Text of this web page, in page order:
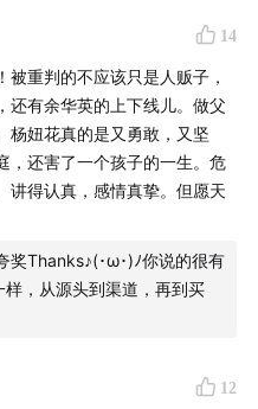
信：fengquleyuan888
备注品牌及来意哦~
14
重判的不应该只是人贩子，
还有余华英的上下线儿。做父
杨妞花真的是又勇敢，又坚
，还害了一个孩子的一生。危
讲得认真，感情真挚。但愿天
奖Thanks♪(･ω･)ﾉ你说的很有
，从源头到渠道，再到买
12